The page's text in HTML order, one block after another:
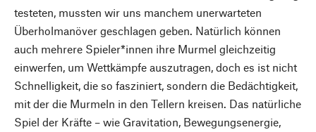
testeten, mussten wir uns manchem unerwarteten
Überholmanöver geschlagen geben. Natürlich können
auch mehrere Spieler*innen ihre Murmel gleichzeitig
einwerfen, um Wettkämpfe auszutragen, doch es ist nicht
Schnelligkeit, die so fasziniert, sondern die Bedächtigkeit,
mit der die Murmeln in den Tellern kreisen. Das natürliche
Spiel der Kräfte – wie Gravitation, Bewegungsenergie,